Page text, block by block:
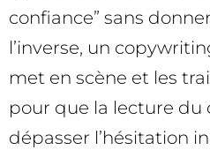
confiance” sans
l’inverse, un
met en scène et les
pour que la lecture du
dépasser l’hésitation